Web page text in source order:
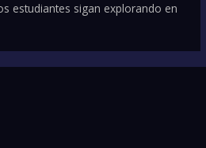
estudiantes sigan explorando en